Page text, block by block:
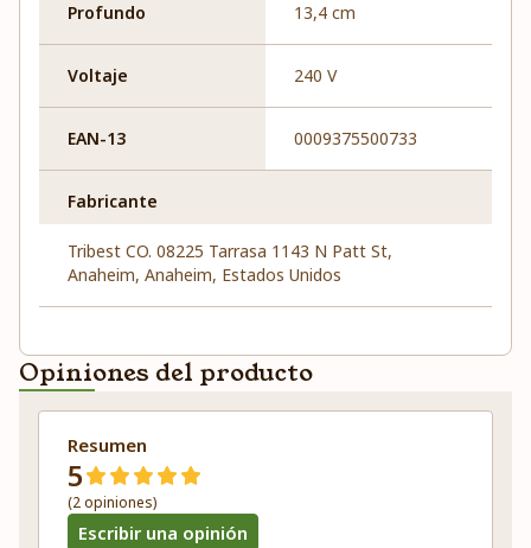
Profundo 13,4 cm
Voltaje 240 V
EAN-13 0009375500733
Fabricante
Tribest CO. 08225 Tarrasa 1143 N Patt St,
Anaheim, Anaheim, Estados Unidos
Opiniones del producto
Resumen
5
(2 opiniones)
Escribir una opinión